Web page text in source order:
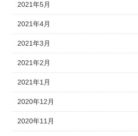
2021年5月
2021年4月
2021年3月
2021年2月
2021年1月
2020年12月
2020年11月